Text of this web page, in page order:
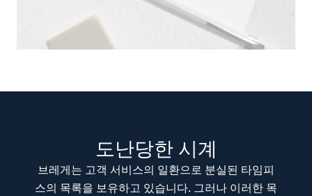
도난당한 시계
브레게는 고객 서비스의 일환으로 분실된 타임피
스의 목록을 보유하고 있습니다. 그러나 이러한 목